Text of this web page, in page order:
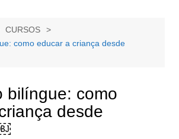
CURSOS
como educar a criança desde
bilíngue: como
desde